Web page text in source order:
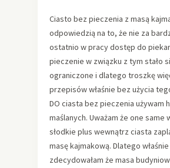
Ciasto bez pieczenia z masą
odpowiedzią na to, że nie za
ostatnio w pracy dostęp do
pieczenie w związku z tym stało
ograniczone i dlatego troszkę
przepisów właśnie bez użycia
DO ciasta bez pieczenia używam
maślanych. Uważam że one same
słodkie plus wewnątrz ciasta
masę kajmakową. Dlatego właśnie
zdecydowałam że masa